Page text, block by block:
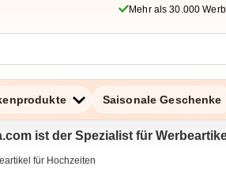
Mehr als 30.000
Saisonale Geschenke
ist der Spezialist für
für Hochzeiten